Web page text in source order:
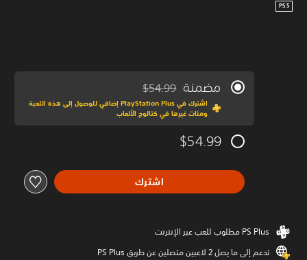
PS5
مضمنة مخصوم من السعر الأصلي البالغ $54.99‏
$54.99
اشترك في PlayStation Plus إضافي للوصول إلى هذه اللعبة
ومئات غيرها في كتالوج الألعاب
$54.99
اشترك
تدعم إلى ما يصل 2 لاعبين متصلين عن طريق PS Plus‏